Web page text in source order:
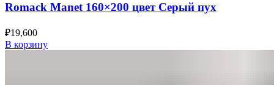
Romack Manet 160×200 цвет Серый пух
₽19,600
В корзину